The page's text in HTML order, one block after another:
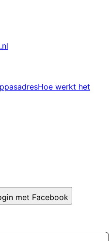
Hoe werkt het
met Facebook